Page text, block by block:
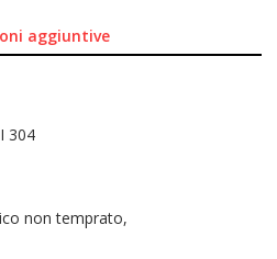
aggiuntive
304
non temprato,